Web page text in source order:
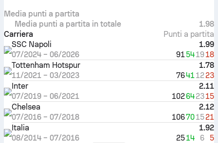
Media punti a partita
Media punti a partita in totale
1.98
Carriera
Punti a partita
SSC Napoli
1.99
07/2024– 06/2026 91541918
Tottenham Hotspur
1.78
11/2021– 03/2023 76411223
Inter
2.11
07/2019– 06/2021 102642315
Chelsea
2.12
07/2016– 07/2018 106701521
Italia
1.92
08/2014– 07/2016 2514 6 5